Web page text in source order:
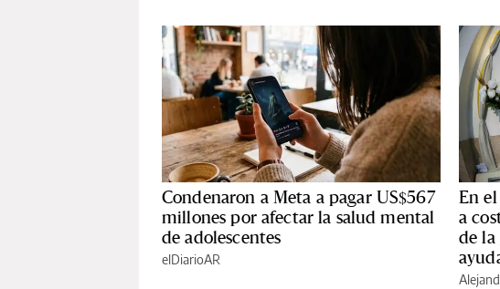
Condenaron a Meta a pagar US$567
millones por afectar la salud mental
de adolescentes
elDiarioAR
En
a
de la